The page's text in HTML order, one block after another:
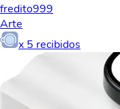
fredito999
Arte
x 5 recibidos